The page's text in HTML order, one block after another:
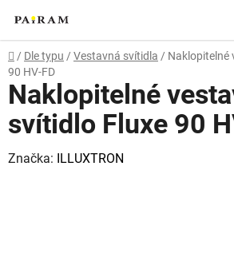
obsah
Domů
/ Dle typu / Vestavná svítidla / Naklopitelné
90 HV-FD
Naklopitelné
svítidlo Fluxe 90
Značka: ILLUXTRON